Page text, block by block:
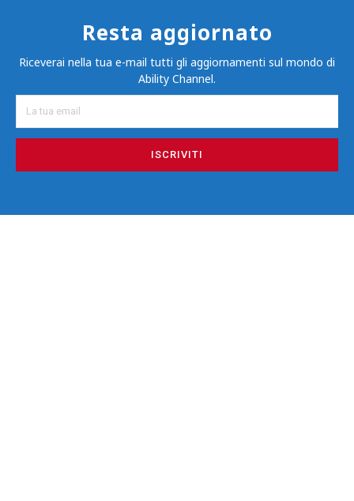
Resta aggiornato
Riceverai nella tua e-mail tutti gli aggiornamenti sul mondo di
Ability Channel.
ISCRIVITI